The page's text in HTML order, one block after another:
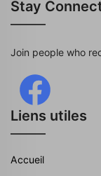
Stay
Join people who
Liens utiles
Accueil